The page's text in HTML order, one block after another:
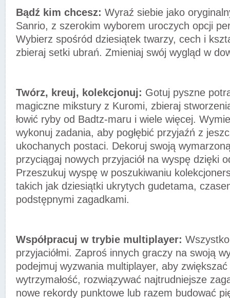
Bądź kim chcesz: Wyraź siebie jako
Sanrio, z szerokim wyborem uroczych opcji
Wybierz spośród dziesiątek twarzy, cech i
zbieraj setki ubrań. Zmieniaj swój wygląd w
Twórz, kreuj, kolekcjonuj: Gotuj pyszne
magiczne mikstury z Kuromi, zbieraj
łowić ryby od Badtz-maru i wiele więcej.
wykonuj zadania, aby pogłębić przyjaźń z
ukochanych postaci. Dekoruj swoją
przyciągaj nowych przyjaciół na wyspę dzięki
Przeszukuj wyspę w poszukiwaniu
takich jak dziesiątki ukrytych gudetama,
podstępnymi zagadkami.
Współpracuj w trybie multiplayer:
przyjaciółmi. Zaproś innych graczy na swoją
podejmuj wyzwania multiplayer, aby
wytrzymałość, rozwiązywać najtrudniejsze
nowe rekordy punktowe lub razem budować